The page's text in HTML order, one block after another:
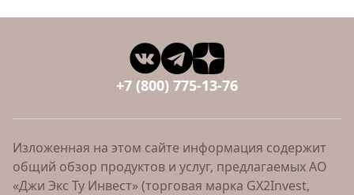
+7 (800) 775-13-76
Изложенная на этом сайте информация содержит
общий обзор продуктов и услуг, предлагаемых АО
«Джи Экс Ту Инвест» (торговая марка GX2Invest,